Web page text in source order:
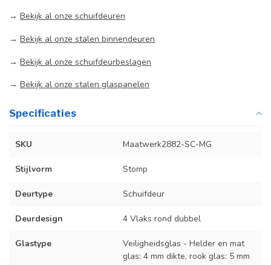
→ Bekijk al onze schuifdeuren
→ Bekijk al onze stalen binnendeuren
→ Bekijk al onze schuifdeurbeslagen
→ Bekijk al onze stalen glaspanelen
Specificaties
SKU Maatwerk2882-SC-MG
Stijlvorm Stomp
Deurtype Schuifdeur
Deurdesign 4 Vlaks rond dubbel
Glastype
Veiligheidsglas - Helder en mat
glas: 4 mm dikte, rook glas: 5 mm